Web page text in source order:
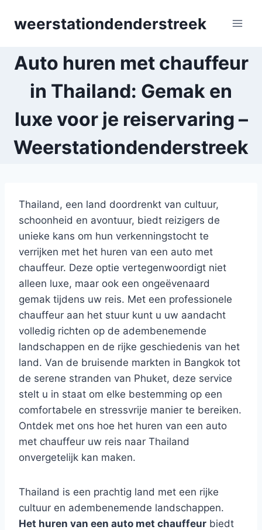
weerstationdenderstreek
Auto huren met chauffeur
in Thailand: Gemak en
luxe voor je reiservaring –
Weerstationdenderstreek
Thailand, een land doordrenkt van cultuur,
schoonheid en avontuur, biedt reizigers de
unieke kans om hun verkenningstocht te
verrijken met het huren van een auto met
chauffeur. Deze optie vertegenwoordigt niet
alleen luxe, maar ook een ongeëvenaard
gemak tijdens uw reis. Met een professionele
chauffeur aan het stuur kunt u uw aandacht
volledig richten op de adembenemende
landschappen en de rijke geschiedenis van het
land. Van de bruisende markten in Bangkok tot
de serene stranden van Phuket, deze service
stelt u in staat om elke bestemming op een
comfortabele en stressvrije manier te bereiken.
Ontdek met ons hoe het huren van een auto
met chauffeur uw reis naar Thailand
onvergetelijk kan maken.
Thailand is een prachtig land met een rijke
cultuur en adembenemende landschappen.
Het huren van een auto met chauffeur biedt